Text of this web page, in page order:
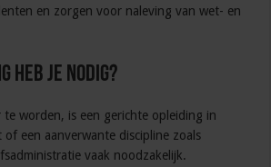
en zorgen voor naleving van wet- en
heb je nodig?
te worden, is een gerichte opleiding in
of een aanverwante discipline zoals
vaak noodzakelijk.